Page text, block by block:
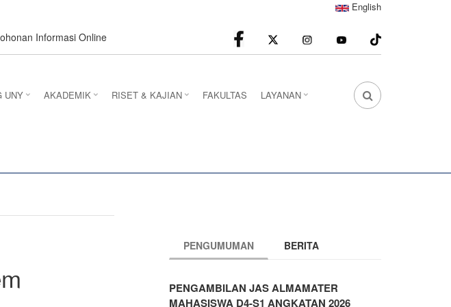
English
Informasi Online facebook Instagram youtube
FA
UNY AKADEMIK RISET & KAJIAN FAKULTAS LAYANAN
PENGUMUMAN BERITA
PENGAMBILAN JAS ALMAMATER
MAHASISWA D4-S1 ANGKATAN 2026